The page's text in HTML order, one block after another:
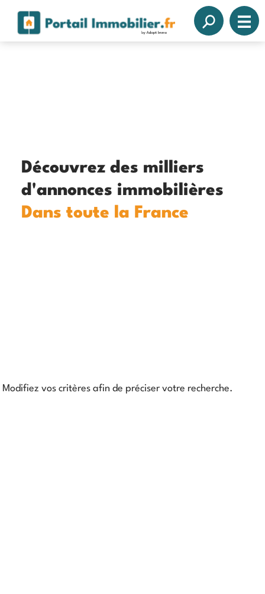
Découvrez des milliers
d'annonces immobilières
Dans toute la France
Modifiez vos critères afin de préciser votre recherche.